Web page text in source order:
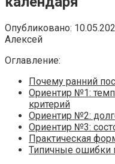
Опубликовано:
Алексей
Оглавление:
Почему ранний
Ориентир №1:
критерий
Ориентир №2:
Ориентир №3:
Практическая
Типичные ошибки